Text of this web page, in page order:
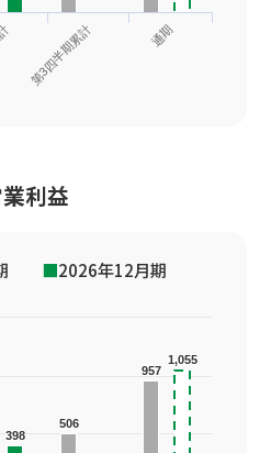
第3四半期累計 通期
利益
期 ■2026年12月期
506
506
957
957
398
398
1,055
1,055